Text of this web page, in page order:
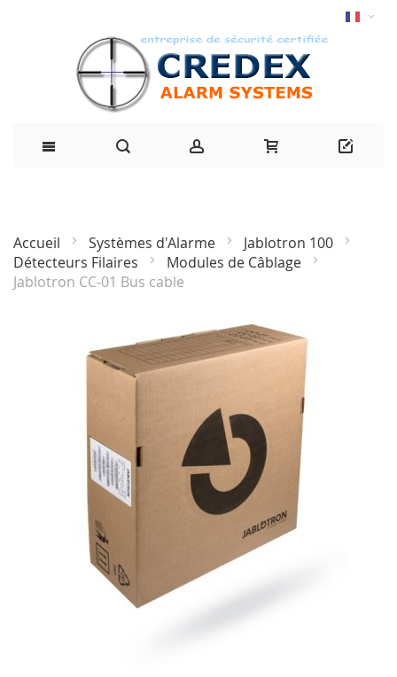
Accueil Systèmes d'Alarme
Jablotron 100
Détecteurs Filaires
Modules de Câblage
Jablotron CC-01 Bus cable